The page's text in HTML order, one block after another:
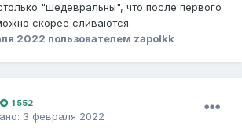
"шедевральны", что после первого
скорее сливаются.
2022 пользователем zapolkk
1 552
3 февраля 2022